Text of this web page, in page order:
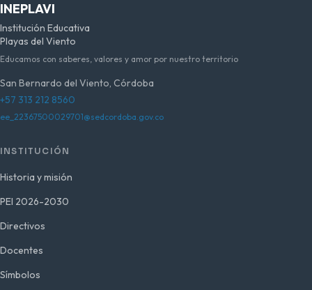
INEPLAVI
Institución Educativa
Playas del Viento
Educamos con saberes, valores y amor por nuestro territorio
San Bernardo del Viento, Córdoba
+57 313 212 8560
ee_22367500029701@sedcordoba.gov.co
INSTITUCIÓN
Historia y misión
PEI 2026-2030
Directivos
Docentes
Símbolos